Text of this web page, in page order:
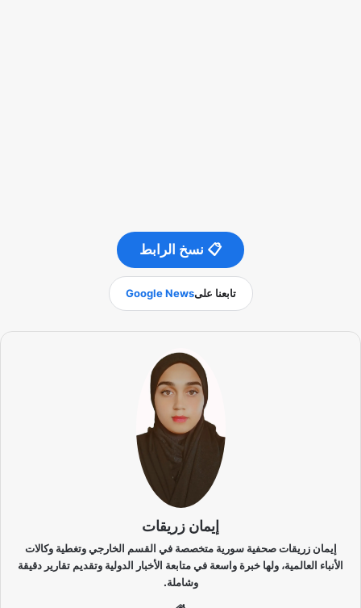
📋 نسخ الرابط
تابعنا علىGoogle News
إيمان زريقات
إيمان زريقات صحفية سورية متخصصة في القسم الخارجي وتغطية وكالات
الأنباء العالمية، ولها خبرة واسعة في متابعة الأخبار الدولية وتقديم تقارير دقيقة
وشاملة.